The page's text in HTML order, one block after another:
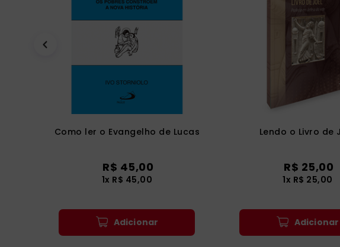
Como ler o Evangelho de Lucas
R$ 45,00
1x R$ 45,00
Adicionar
Lendo o Livro de
R$ 25,00
1x R$ 25,00
Adicionar